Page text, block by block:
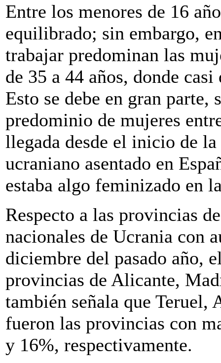
Entre los menores de 16
equilibrado; sin embargo,
trabajar predominan las
de 35 a 44 años, donde
Esto se debe en gran
predominio de mujeres
llegada desde el inicio de
ucraniano asentado en
estaba algo feminizado en
Respecto a las provincias
nacionales de Ucrania con
diciembre del pasado año,
provincias de Alicante,
también señala que Teruel,
fueron las provincias con
y 16%, respectivamente.